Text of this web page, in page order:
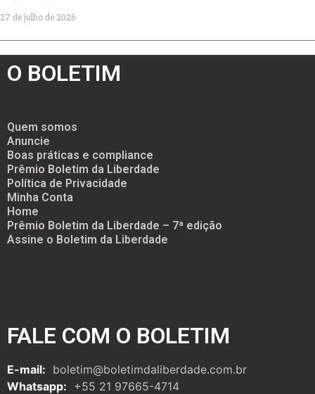
27 de julho de 2026
O BOLETIM
Quem somos
Anuncie
Boas práticas e compliance
Prêmio Boletim da Liberdade
Política de Privacidade
Minha Conta
Home
Prêmio Boletim da Liberdade – 7ª edição
Assine o Boletim da Liberdade
FALE COM O BOLETIM
E-mail: boletim@boletimdaliberdade.com.br
Whatsapp: +55 21 97665-4714